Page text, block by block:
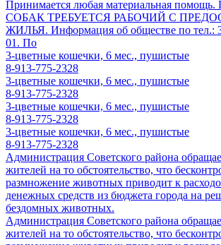
Принимается любая материальная
СОБАК ТРЕБУЕТСЯ РАБОЧИЙ С
ЖИЛЬЯ. Информация об обществе по тел.:
01. По
3-цветные кошечки, 6 мес., пушистые
8-913-775-2328
3-цветные кошечки, 6 мес., пушистые
8-913-775-2328
3-цветные кошечки, 6 мес., пушистые
8-913-775-2328
3-цветные кошечки, 6 мес., пушистые
8-913-775-2328
Администрация Советского района
жителей на то обстоятельство, что
размножение животных приводит к
денежных средств из бюджета города на
бездомных животных.
Администрация Советского района
жителей на то обстоятельство, что